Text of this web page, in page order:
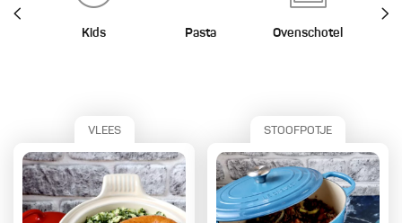
Kids Pasta Ovenschotel
VLEES STOOFPOTJE